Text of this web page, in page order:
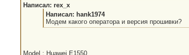
Написал: rex_x
Написал: hank1974
Модем какого оператора и версия прошивки?
Model : Huawei E1550